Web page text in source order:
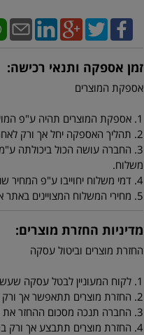
זמן אספקה ותנאי רכישה:
אספקת המוצרים
1. אספקת המוצרים תהיה ע"פ המועד שהתחייבה החברה במפרטי המוצרים.
2. תהליך האספקה יחל אך ורק לאחר קבלת אישור העיסקה מחברת כרטיסי האשראי.
3. החברה עושה הכול ביכולתה ע"מ
משלוח.
4. דמי משלוח יחוייבו ע"פ המחיר שנקבע לכל מוצר ומוצר, בהזמנה מתחת ל 250 ש"ח יחוייב הלקוח ב 40 ש"ח דמי משלוח.
5. מחירי המשלוח המצויינים באתר אינם תקפים לאזור אילת והערבה ולאיזורים ביו"ש או יישובים מרוחקים. מחירי משלוח סופיים ניתן לקבל מנציגי החברה.
מדיניות החזרת מוצרים:
החזרת מוצרים וביטול עסקה
1. לקוח המעוניין לבטל עסקה שעשה, רשאי לעשות זאת בכפוף ובהתאם להוראות החוק להגנת הצרכן התשמ"א 1981.
2. החזרת מוצרים תתאפשר אך ורק בשלמותם ובאריזתם המקורית.
3. החברה תנכה מסכום ההחזר את עלויות המשלוח וההוצאות שנגרמו לה בעקבות החזרת המוצרים.
4. החזרת מוצרים תתבצע אך ורק במשרדי החברה ללא קשר למיקום הלקוח, אם הלקוח מחליט לשלוח את המוצר ע"י חברת שליחויות, יהיה הלקוח אחראי למצב המוצר שהחזיר.